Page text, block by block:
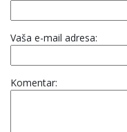
Vaša e-mail adresa:
Komentar: